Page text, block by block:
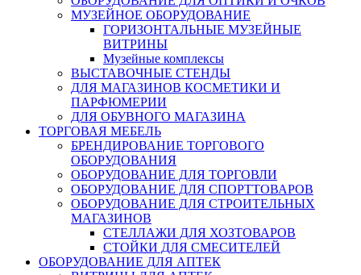
МУЗЕЙНОЕ ОБОРУДОВАНИЕ
ГОРИЗОНТАЛЬНЫЕ МУЗЕЙНЫЕ
ВИТРИНЫ
Музейные комплексы
ВЫСТАВОЧНЫЕ СТЕНДЫ
ДЛЯ МАГАЗИНОВ КОСМЕТИКИ И
ПАРФЮМЕРИИ
ДЛЯ ОБУВНОГО МАГАЗИНА
ТОРГОВАЯ МЕБЕЛЬ
БРЕНДИРОВАНИЕ ТОРГОВОГО
ОБОРУДОВАНИЯ
ОБОРУДОВАНИЕ ДЛЯ ТОРГОВЛИ
ОБОРУДОВАНИЕ ДЛЯ СПОРТТОВАРОВ
ОБОРУДОВАНИЕ ДЛЯ СТРОИТЕЛЬНЫХ
МАГАЗИНОВ
СТЕЛЛАЖИ ДЛЯ ХОЗТОВАРОВ
СТОЙКИ ДЛЯ СМЕСИТЕЛЕЙ
ОБОРУДОВАНИЕ ДЛЯ АПТЕК